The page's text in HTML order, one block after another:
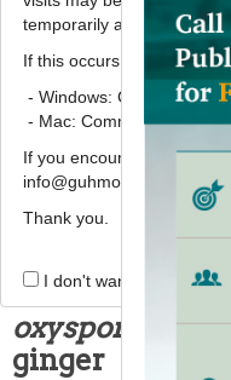
DOI:https://doi.org/
Article
저장 생강 유래
에
진균 활성
박경민12, 2,구
Antifungal
extracts against
oxysporum
ginger
temporarily appear
If this occurs, please
- Windows: Ctrl + F5
- Mac: Command + Shift +
If you encounter any
info@guhmok.com.
Thank you.
I don't want to open this